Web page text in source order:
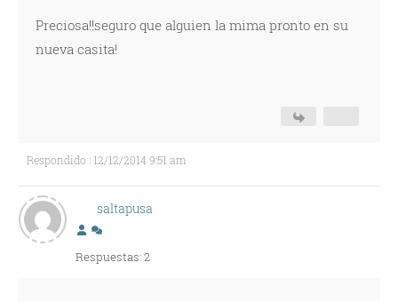
Preciosa!!seguro que alguien la mima pronto en su
nueva casita!
Respondido : 12/12/2014 9:51 am
saltapusa
Respuestas: 2